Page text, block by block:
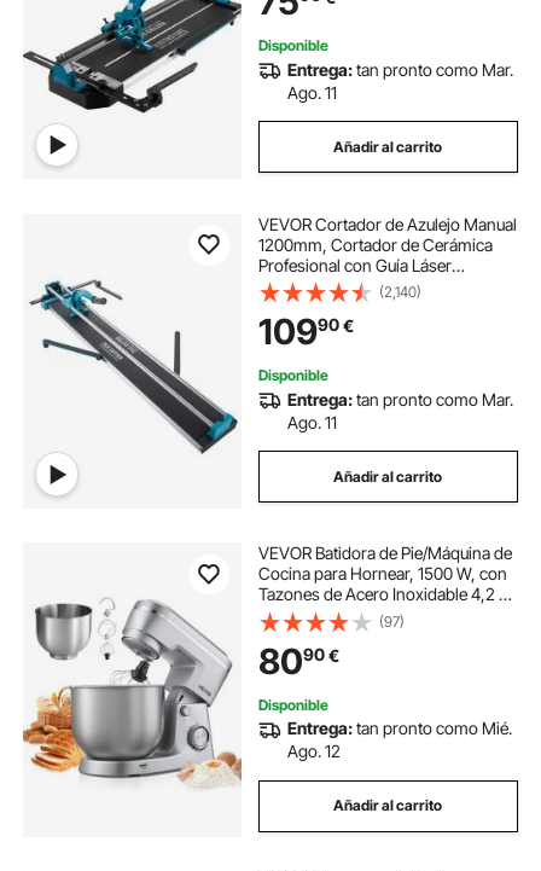
Disponible
Entrega:tan pronto como Mar.
Ago. 11
Añadir al carrito
VEVOR Cortador de Azulejo Manual
1200mm, Cortador de Cerámica
Profesional con Guía Láser
Ajustable de Alta Precisión,
Máquina de Corte de Azulejo para
Cortar Azulejos, Piedra, Baldosas
Ordinarias
(2,140)
10990€
Disponible
Entrega:tan pronto como Mar.
Ago. 11
Añadir al carrito
VEVOR Batidora de Pie/Máquina de
Cocina para Hornear, 1500 W, con
Tazones de Acero Inoxidable 4,2 +
5,7 L, Gancho para Masa, Batidor y
Varillas, Basculante Ajustable de 10
Velocidades, Plata
(97)
8090€
Disponible
Entrega:tan pronto como Mié.
Ago. 12
Añadir al carrito